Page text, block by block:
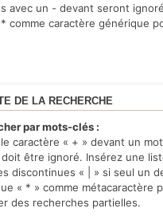
avec un - devant seront
comme caractère générique
DE LA RECHERCHE
par mots-clés :
caractère « + » devant un
être ignoré. Insérez une
discontinues « | » si seul un
« * » comme métacaractère
des recherches partielles.